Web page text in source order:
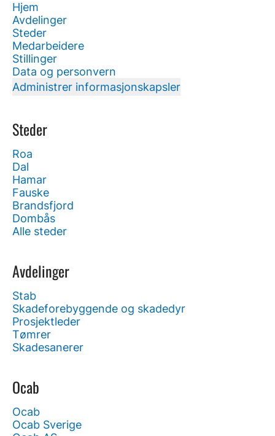
Hjem
Avdelinger
Steder
Medarbeidere
Stillinger
Data og personvern
Administrer informasjonskapsler
Steder
Roa
Dal
Hamar
Fauske
Brandsfjord
Dombås
Alle steder
Avdelinger
Stab
Skadeforebyggende og skadedyr
Prosjektleder
Tømrer
Skadesanerer
Ocab
Ocab
Ocab Sverige